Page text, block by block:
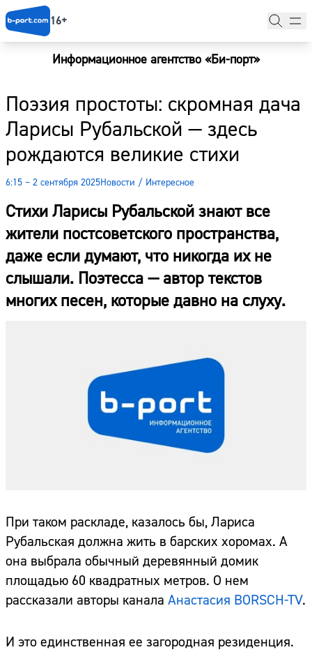
16+
Информационное агентство «Би-порт»
Поэзия простоты: скромная дача
Ларисы Рубальской — здесь
рождаются великие стихи
6:15 – 2 сентября 2025Новости / Интересное
Стихи Ларисы Рубальской знают все
жители постсоветского пространства,
даже если думают, что никогда их не
слышали. Поэтесса — автор текстов
многих песен, которые давно на слуху.
При таком раскладе, казалось бы, Лариса
Рубальская должна жить в барских хоромах. А
она выбрала обычный деревянный домик
площадью 60 квадратных метров. О нем
рассказали авторы канала Анастасия BORSCH-TV.
И это единственная ее загородная резиденция.
Новости
Наши гости
Фоторепортажи
Погода
Курсы валют